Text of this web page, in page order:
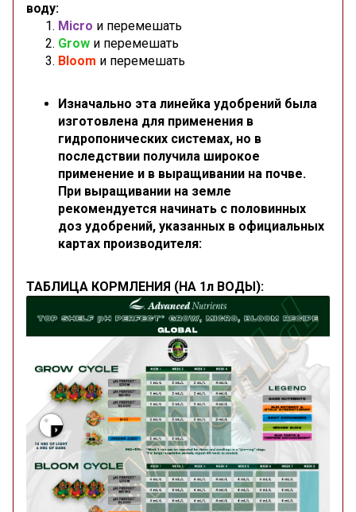
воду:
Micro и перемешать
Grow и перемешать
Bloom и перемешать
Изначально эта линейка удобрений была
изготовлена для применения в
гидропонических системах, но в
последствии получила широкое
применение и в выращивании на почве.
При выращивании на земле
рекомендуется начинать с половинных
доз удобрений, указанных в официальных
картах производителя:
ТАБЛИЦА КОРМЛЕНИЯ (НА 1л ВОДЫ):